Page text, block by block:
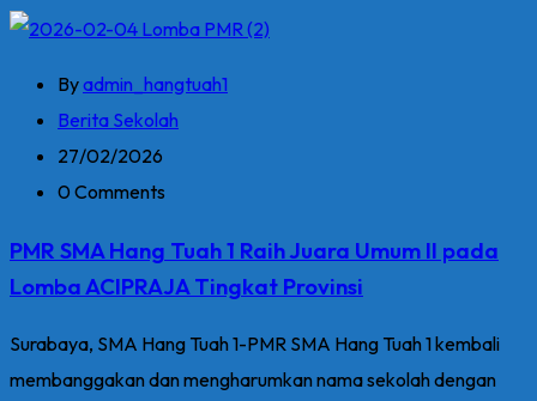
Byadmin_hangtuah1
Berita Sekolah
27/02/2026
0 Comments
PMR SMA Hang Tuah 1 Raih Juara Umum II pada
Lomba ACIPRAJA Tingkat Provinsi
Surabaya, SMA Hang Tuah 1-PMR SMA Hang Tuah 1 kembali
membanggakan dan mengharumkan nama sekolah dengan